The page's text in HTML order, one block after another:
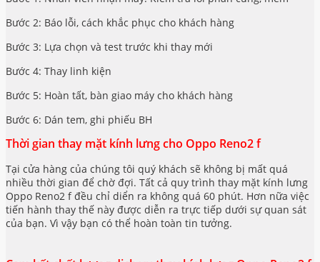
Bước 2: Báo lỗi, cách khắc phục cho khách hàng
Bước 3: Lựa chọn và test trước khi thay mới
Bước 4: Thay linh kiện
Bước 5: Hoàn tất, bàn giao máy cho khách hàng
Bước 6: Dán tem, ghi phiếu BH
Thời gian thay mặt kính lưng cho Oppo Reno2 f
Tại cửa hàng của chúng tôi quý khách sẽ không bị mất quá
nhiều thời gian để chờ đợi. Tất cả quy trình thay mặt kính lưng
Oppo Reno2 f đều chỉ diển ra không quá 60 phút. Hơn nữa việc
tiến hành thay thế này được diễn ra trực tiếp dưới sự quan sát
của bạn. Vì vậy bạn có thể hoàn toàn tin tưởng.